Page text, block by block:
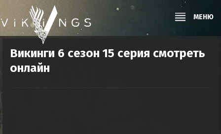
МЕНЮ
Викинги 6 сезон 15 серия смотреть
онлайн